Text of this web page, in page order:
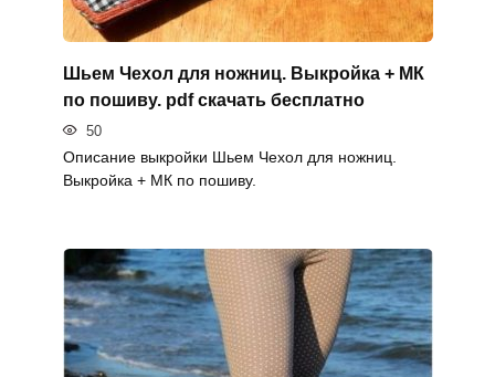
Шьем Чехол для ножниц. Выкройка + МК
по пошиву. pdf скачать бесплатно
50
Описание выкройки Шьем Чехол для ножниц.
Выкройка + МК по пошиву.